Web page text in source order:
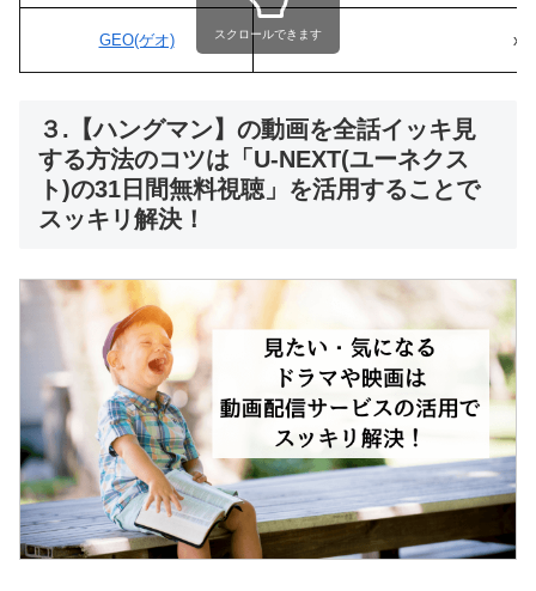
GEO(ゲオ) x
スクロールできます
３.【ハングマン】の動画を全話イッキ見
する方法のコツは「U-NEXT(ユーネクス
ト)の31日間無料視聴」を活用することで
スッキリ解決！